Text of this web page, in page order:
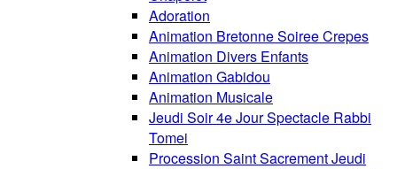
Adoration
Animation Bretonne Soiree Crepes
Animation Divers Enfants
Animation Gabidou
Animation Musicale
Jeudi Soir 4e Jour Spectacle Rabbi
Tomei
Procession Saint Sacrement Jeudi